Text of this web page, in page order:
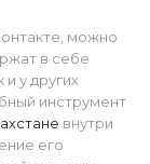
можно
в себе
у других
инструмент
внутри
его